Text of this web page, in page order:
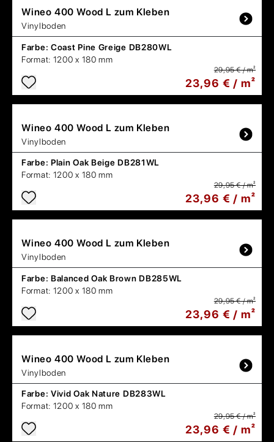
Wineo 400 Wood L zum Kleben
Vinylboden
Farbe: Coast Pine Greige DB280WL
Format: 1200 x 180 mm
29,95 € / m²
23,96 € / m²
Wineo 400 Wood L zum Kleben
Vinylboden
Farbe: Plain Oak Beige DB281WL
Format: 1200 x 180 mm
29,95 € / m²
23,96 € / m²
Wineo 400 Wood L zum Kleben
Vinylboden
Farbe: Balanced Oak Brown DB285WL
Format: 1200 x 180 mm
29,95 € / m²
23,96 € / m²
Wineo 400 Wood L zum Kleben
Vinylboden
Farbe: Vivid Oak Nature DB283WL
Format: 1200 x 180 mm
29,95 € / m²
23,96 € / m²